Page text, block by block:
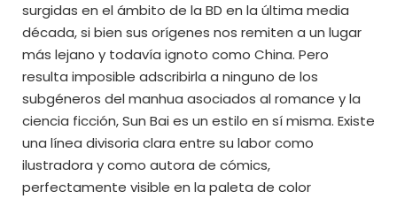
surgidas en el ámbito de la BD en la última media
década, si bien sus orígenes nos remiten a un lugar
más lejano y todavía ignoto como China. Pero
resulta imposible adscribirla a ninguno de los
subgéneros del manhua asociados al romance y la
ciencia ficción, Sun Bai es un estilo en sí misma. Existe
una línea divisoria clara entre su labor como
ilustradora y como autora de cómics,
perfectamente visible en la paleta de color